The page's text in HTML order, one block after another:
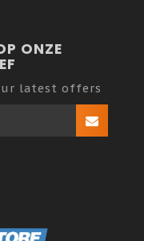
ONZE
latest offers